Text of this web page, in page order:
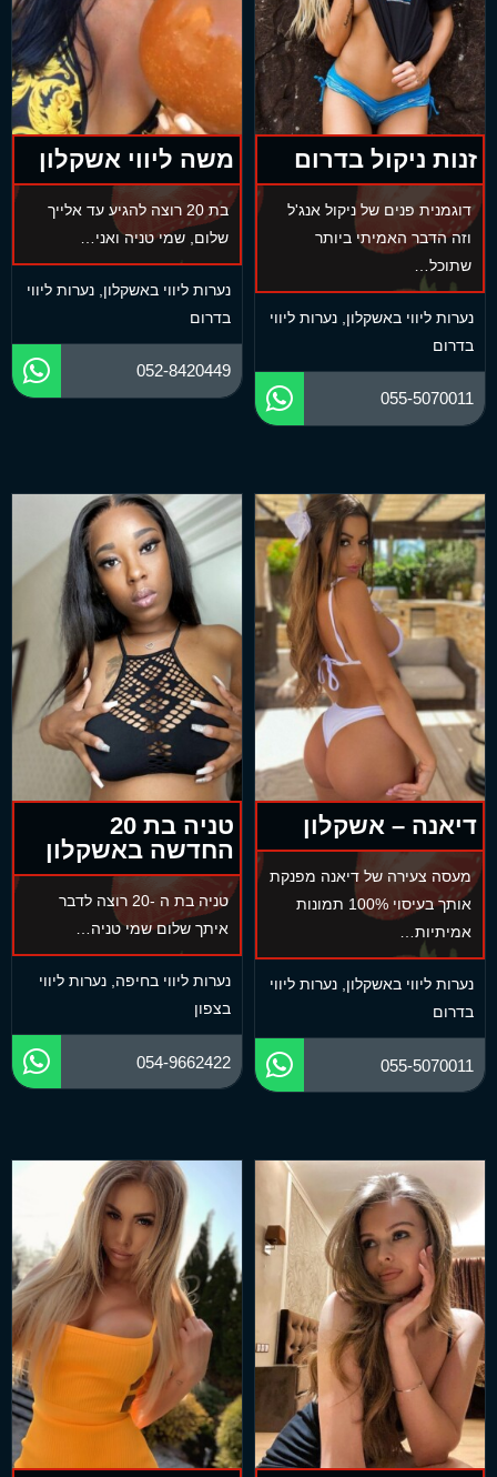
זנות ניקול בדרום
דוגמנית פנים של ניקול אנג'ל
וזה הדבר האמיתי ביותר
שתוכל…
נערות ליווי באשקלון נערות ליווי
בדרום
055-5070011
משה ליווי אשקלון
בת 20 רוצה להגיע עד אלייך
שלום, שמי טניה ואני…
נערות ליווי באשקלון נערות ליווי
בדרום
052-8420449
דיאנה – אשקלון
מעסה צעירה של דיאנה מפנקת
אותך בעיסוי 100% תמונות
אמיתיות…
נערות ליווי באשקלון, נערות ליווי
בדרום
055-5070011
טניה בת 20
החדשה באשקלון
טניה בת ה -20 רוצה לדבר
איתך שלום שמי טניה…
נערות ליווי בחיפה, נערות ליווי
בצפון
054-9662422